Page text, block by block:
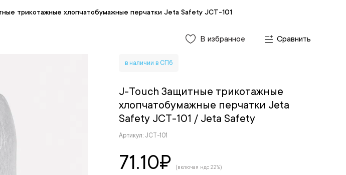
трикотажные хлопчатобумажные перчатки Jeta Safety JCT-101
В избранное Сравнить
в наличии в СПб
J-Touch Защитные трикотажные
хлопчатобумажные перчатки Jeta
Safety JCT-101 / Jeta Safety
Артикул: JCT-101
71.10₽ (включая ндс 22%)